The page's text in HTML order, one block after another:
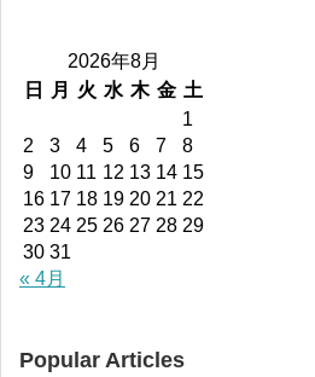
2026年8月
日
月 火 水 木 金 土
1
2
3 4 5 6 7
8
9
10 11 12 13 14 15
16 17 18 19 20 21 22
23 24 25 26 27 28 29
30 31
« 4月
Popular Articles